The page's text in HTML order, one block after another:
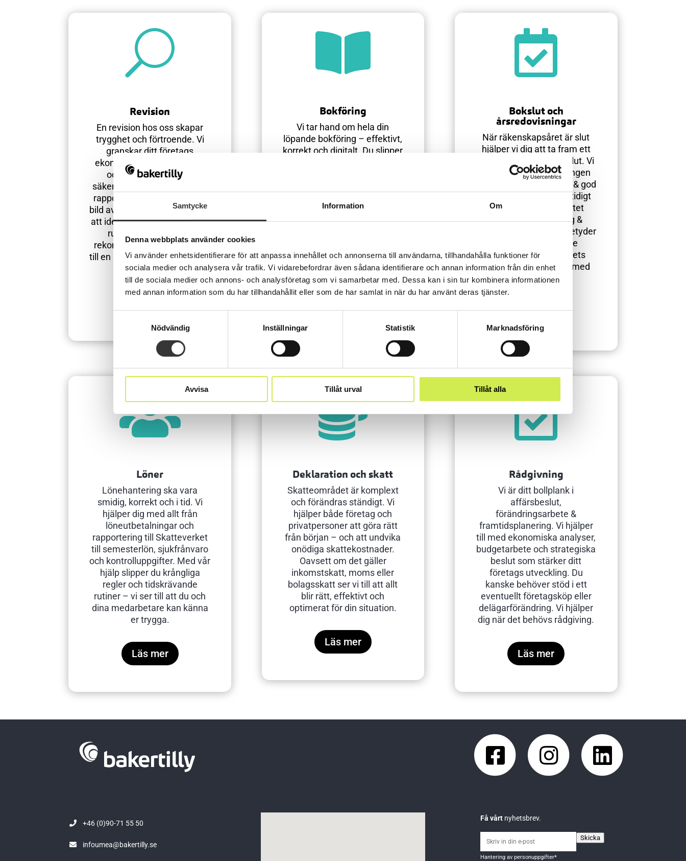
Samtycke Information Om
Denna webbplats använder cookies
Vi använder enhetsidentifierare för att anpassa innehållet och annonserna till användarna, tillhandahålla funktioner för
sociala medier och analysera vår trafik. Vi vidarebefordrar även sådana identifierare och annan information från din enhet
till de sociala medier och annons- och analysföretag som vi samarbetar med. Dessa kan i sin tur kombinera informationen
med annan information som du har tillhandahållit eller som de har samlat in när du har använt deras tjänster.
Nödvändig
Inställningar Statistik Marknadsföring
Avvisa Tillåt urval Tillåt alla
U
Revision
En revision hos oss skapar
trygghet och förtroende. Vi
granskar ditt företags
ekonomi med noggrannhet
och erfarenhet för att
säkerställa att bokföring och
rapporter ger en rättvisande
bild av verksamheten. Genom
att identifiera risker, förbättra
rutiner och ge tydliga
rekommendationer bidrar vi
till en stabil grund för framtida
beslut.

Bokföring
Vi tar hand om hela din
löpande bokföring – effektivt,
korrekt och digitalt. Du slipper
du alltid tillgång till aktuella
siffror och rapporter, vilket gör
tillsammans med oss på
Bakertilly.

Bokslut och
årsredovisningar
När räkenskapsåret är slut
hjälper vi dig att ta fram ett
tydligt och korrekt bokslut. Vi
ser till att årsredovisningen
följer alla krav enligt lag & god
redovisningssed. Samtidigt
går vi igenom resultatet
tillsammans med dig &
förklarar vad siffrorna betyder
– så att du får bättre
förståelse för företagets
ekonomi tillsammans med
oss på Bakertilly.
Läs mer

Löner
Lönehantering ska vara
smidig, korrekt och i tid. Vi
hjälper dig med allt från
löneutbetalningar och
rapportering till Skatteverket
till semesterlön, sjukfrånvaro
och kontrolluppgifter. Med vår
hjälp slipper du krångliga
regler och tidskrävande
rutiner – vi ser till att du och
dina medarbetare kan känna
er trygga.
Läs mer

Deklaration och skatt
Skatteområdet är komplext
och förändras ständigt. Vi
hjälper både företag och
privatpersoner att göra rätt
från början – och att undvika
onödiga skattekostnader.
Oavsett om det gäller
inkomstskatt, moms eller
bolagsskatt ser vi till att allt
blir rätt, effektivt och
optimerat för din situation.
Läs mer

Rådgivning
Vi är ditt bollplank i
affärsbeslut,
förändringsarbete &
framtidsplanering. Vi hjälper
till med ekonomiska analyser,
budgetarbete och strategiska
beslut som stärker ditt
företags utveckling. Du
kanske behöver stöd i ett
eventuellt företagsköp eller
delägarförändring. Vi hjälper
dig när det behövs rådgiving.
Läs mer
+46 (0)90-71 55 50
infoumea@bakertilly.se
Få vårtnyhetsbrev.
Hantering av personuppgifter*
Skicka